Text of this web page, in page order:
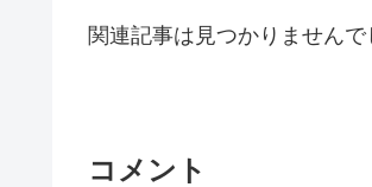
関連記事は見つかりませんで
コメント